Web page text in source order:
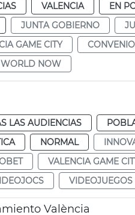
VALENCIA
EN
JUNTA GOBIERNO
GAME CITY
NOW
LAS AUDIENCIAS
NORMAL
VALENCIA GAME
VIDEOJUEGOS
València